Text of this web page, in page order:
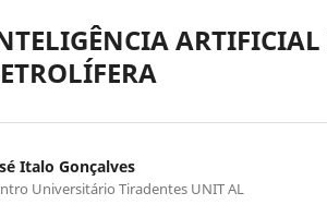
ARTIFICIAL
Italo Gonçalves
Universitário Tiradentes UNIT AL